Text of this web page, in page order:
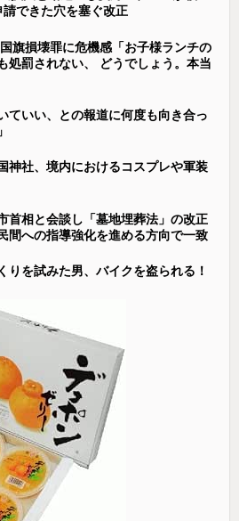
できた穴を塞ぐ改正
旗損壊罪に危機感「お子様ランチの
処罰されない、 どうでしょう。本当
ていい、との報道に何度も向き合っ
神社、境内におけるコスプレや軍装
首相と会談し「墓地埋葬法」の改正
への指導強化を進める方向で一致
りを試みた男、バイクを盗られる！